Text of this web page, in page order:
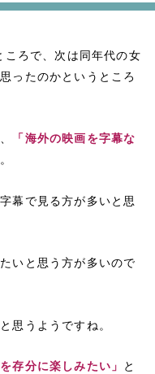
ろで、次は同年代の女
ったのかというところ
「海外の映画を字幕な
幕で見る方が多いと思
いと思う方が多いので
思うようですね。
存分に楽しみたい」
と